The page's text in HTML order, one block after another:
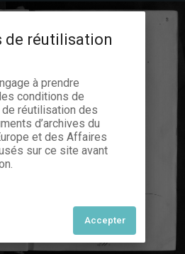
de réutilisation
à prendre
conditions de
réutilisation des
d’archives du
et des Affaires
sur ce site avant